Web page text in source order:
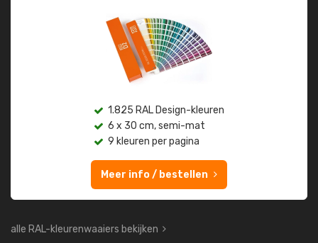
1.825 RAL Design-kleuren
6 x 30 cm, semi-mat
9 kleuren per pagina
Meer info / bestellen
alle RAL-kleurenwaaiers bekijken